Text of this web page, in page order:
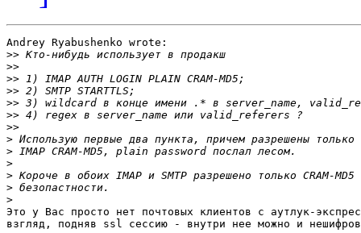
Andrey Ryabushenko wrote:
>>
>>
>>
>>
>>
>>
>>
>
>
>
>
>
>
Это у Вас просто нет почтовых клиентов с аутлук-
взгляд, подняв ssl сессию - внутри нее можно и